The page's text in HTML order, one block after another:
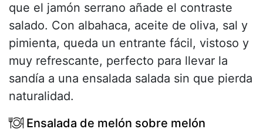
que el jamón serrano añade el contraste
salado. Con albahaca, aceite de oliva, sal y
pimienta, queda un entrante fácil, vistoso y
muy refrescante, perfecto para llevar la
sandía a una ensalada salada sin que pierda
naturalidad.
Ensalada de melón sobre melón